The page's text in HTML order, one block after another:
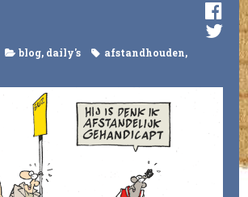
blog, daily's afstandhouden,